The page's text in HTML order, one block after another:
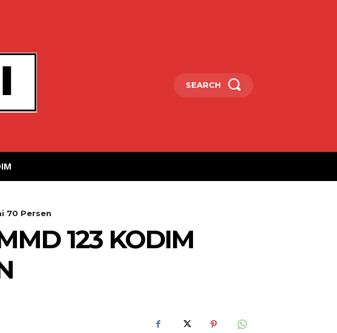
SEARCH
70 Persen
123 KODIM